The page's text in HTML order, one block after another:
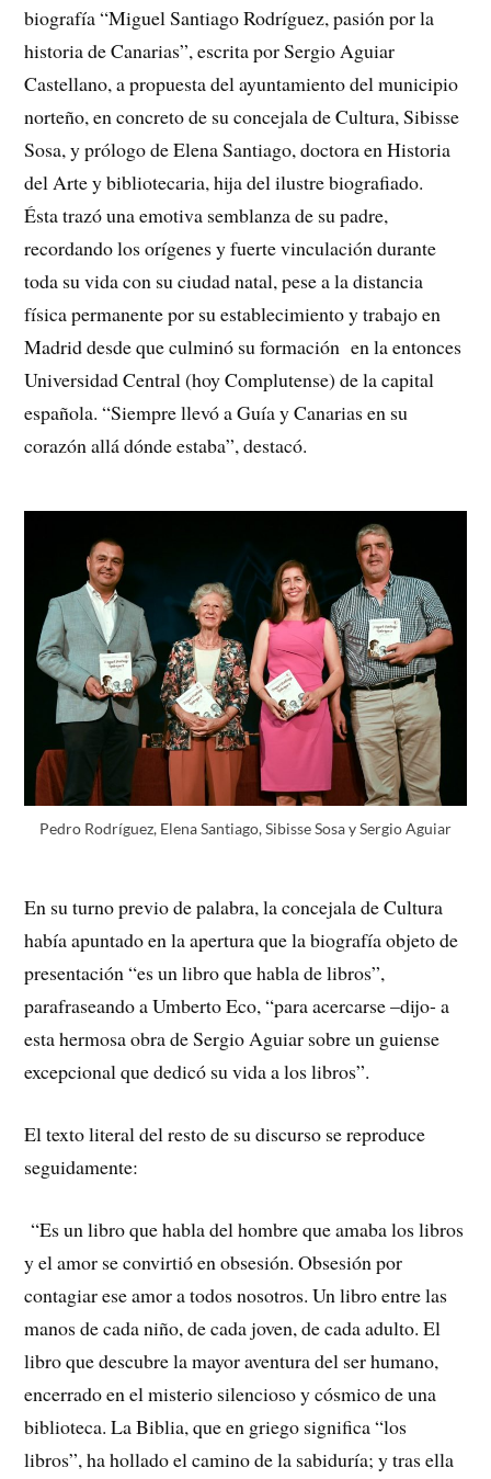
biografía “Miguel Santiago Rodríguez, pasión por la
historia de Canarias”, escrita por Sergio Aguiar
Castellano, a propuesta del ayuntamiento del municipio
norteño, en concreto de su concejala de Cultura, Sibisse
Sosa, y prólogo de Elena Santiago, doctora en Historia
del Arte y bibliotecaria, hija del ilustre biografiado.
Ésta trazó una emotiva semblanza de su padre,
recordando los orígenes y fuerte vinculación durante
toda su vida con su ciudad natal, pese a la distancia
física permanente por su establecimiento y trabajo en
Madrid desde que culminó su formación en la entonces
Universidad Central (hoy Complutense) de la capital
española. “Siempre llevó a Guía y Canarias en su
corazón allá dónde estaba”, destacó.
Pedro Rodríguez, Elena Santiago, Sibisse Sosa y Sergio Aguiar
En su turno previo de palabra, la concejala de Cultura
había apuntado en la apertura que la biografía objeto de
presentación “es un libro que habla de libros”,
parafraseando a Umberto Eco, “para acercarse –dijo- a
esta hermosa obra de Sergio Aguiar sobre un guiense
excepcional que dedicó su vida a los libros”.
El texto literal del resto de su discurso se reproduce
seguidamente:
“Es un libro que habla del hombre que amaba los libros
y el amor se convirtió en obsesión. Obsesión por
contagiar ese amor a todos nosotros. Un libro entre las
manos de cada niño, de cada joven, de cada adulto. El
libro que descubre la mayor aventura del ser humano,
encerrado en el misterio silencioso y cósmico de una
biblioteca. La Biblia, que en griego significa “los
libros”, ha hollado el camino de la sabiduría; y tras ella